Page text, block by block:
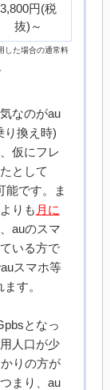
3,800円(税
抜)～
した場合の通常料
なのがau
り換え時)
仮にフレ
として
能です。ま
りも 月に
auのスマ
いる方で
スマホ等
ます。
となっ
人口が少
りの方が
まり、au